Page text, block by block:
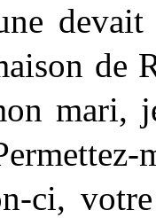
de
mari,
ci,